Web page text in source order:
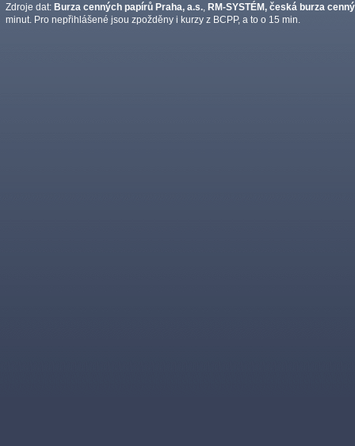
Zdroje dat: Burza cenných papírů Praha, a.s. RM-SYSTÉM, česká burza
minut. Pro nepřihlášené jsou zpožděny i kurzy z BCPP, a to o 15 min.